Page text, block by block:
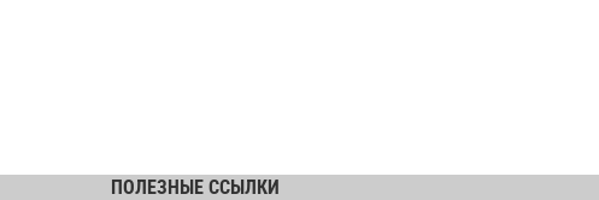
ПОЛЕЗНЫЕ ССЫЛКИ